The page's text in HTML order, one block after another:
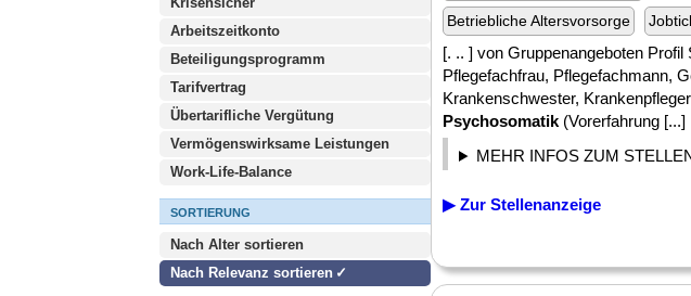
Arbeitszeitkonto
Beteiligungsprogramm
Tarifvertrag
Übertarifliche Vergütung
Vermögenswirksame Leistungen
Work-Life-Balance
SORTIERUNG
Nach Alter sortieren
Nach Relevanz sortieren
Betriebliche Altersvorsorge
[. .. ] von Gruppenangeboten
Pflegefachfrau, Pflegefachmann,
Krankenschwester,
Psychosomatik (Vorerfahrung [...]
MEHR INFOS ZUM
▶ Zur Stellenanzeige